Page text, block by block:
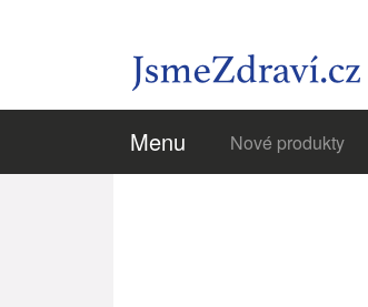
Menu Nové produkty